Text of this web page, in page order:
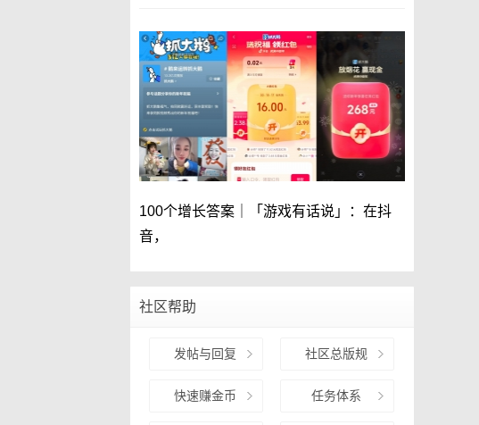
100个增长答案｜「游戏有话说」：在抖
音，
社区帮助
发帖与回复 社区总版规
快速赚金币 任务体系